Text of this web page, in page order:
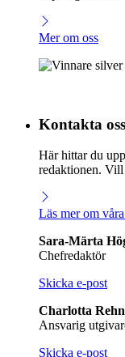
Mer om oss
Kontakta oss
Här hittar du
redaktionen.
Läs mer om
Sara-Märta
Chefredaktör
Skicka e-post
Charlotta
Ansvarig
Skicka e-post